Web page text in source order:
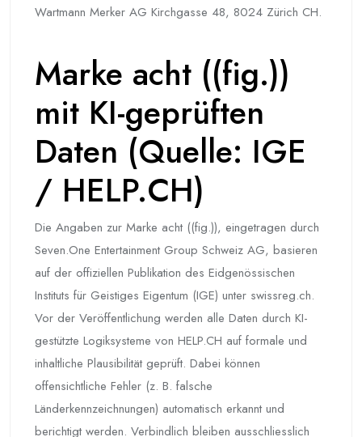
Wartmann Merker AG Kirchgasse 48, 8024 Zürich CH.
Marke acht ((fig.))
mit KI-geprüften
Daten (Quelle: IGE
/ HELP.CH)
Die Angaben zur Marke acht ((fig.)), eingetragen durch
Seven.One Entertainment Group Schweiz AG, basieren
auf der offiziellen Publikation des Eidgenössischen
Instituts für Geistiges Eigentum (IGE) unter swissreg.ch.
Vor der Veröffentlichung werden alle Daten durch KI-
gestützte Logiksysteme von HELP.CH auf formale und
inhaltliche Plausibilität geprüft. Dabei können
offensichtliche Fehler (z. B. falsche
Länderkennzeichnungen) automatisch erkannt und
berichtigt werden. Verbindlich bleiben ausschliesslich